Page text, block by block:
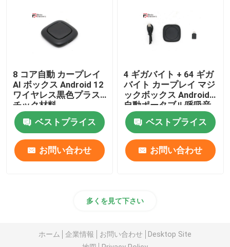
8 コア自動 カープレイ
AI ボックス Android 12
ワイヤレス黒色プラス
チック材料
ベストプライス
お問い合わせ
4 ギガバイト + 64 ギガ
バイト カープレイ マジ
ックボックス Android
自動ポータブル呼吸音
楽リズム雰囲気
ベストプライス
お問い合わせ
多くを見て下さい
ホーム 企業情報 お問い合わせ
Desktop Site